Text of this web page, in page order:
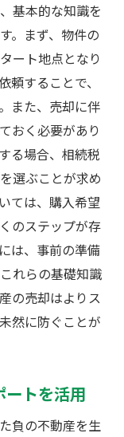
前準備
確認
識と実践
戦略
の重要性
タイミング
売却方法
るための方策
却のメリット
来の不安を解
は
軽減する方法
事前準備
基本的な知識を
。まず、物件の
ート地点となり
頼することで、
また、売却に伴
おく必要があり
る場合、相続税
選ぶことが求め
ては、購入希望
のステップが存
は、事前の準備
れらの基礎知識
の売却はよりス
然に防ぐことが
ートを活用
負の不動産を生